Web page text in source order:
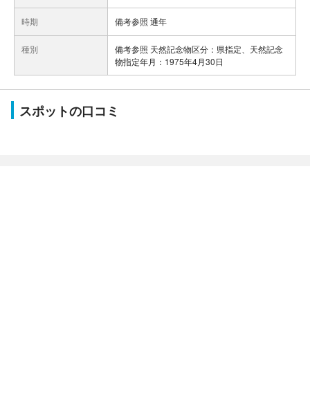
時期 備考参照 通年
種別
備考参照 天然記念物区分：県指定、天然記念
物指定年月：1975年4月30日
スポットの口コミ